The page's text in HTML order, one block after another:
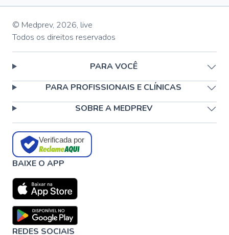
© Medprev, 2026, live
Todos os direitos reservados
PARA VOCÊ
PARA PROFISSIONAIS E CLÍNICAS
SOBRE A MEDPREV
Verificada por
BAIXE O APP
REDES SOCIAIS